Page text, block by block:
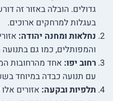
גדולים. הובלה באזור זה
בעגלות למרחקים ארוכים.
נחלאות ומחנה יהודה:
והמפותלים, כמו גם
רחוב יפו: אחד מהרחובות
עם תנועה כבדה במיוחד
תלפיות ובקעה: אזורים